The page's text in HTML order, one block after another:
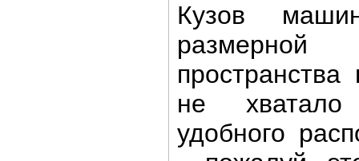
Кузов
пространства
не
удобного